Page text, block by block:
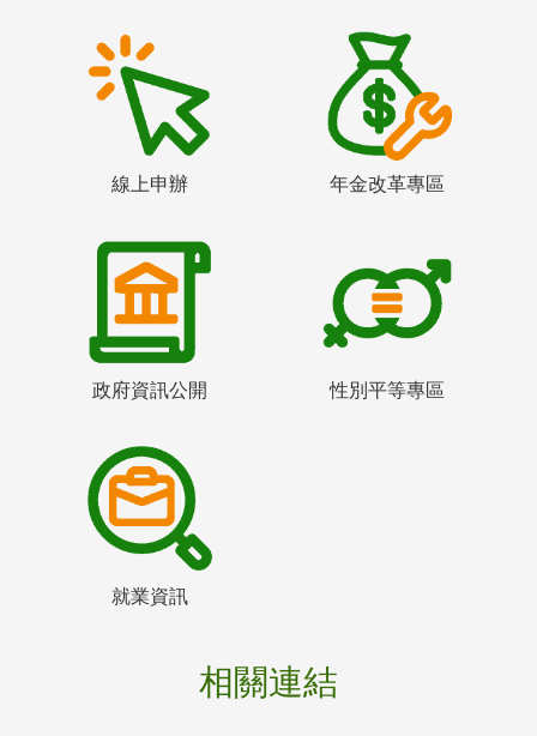
線上申辦 年金改革專區
政府資訊公開 性別平等專區
就業資訊
相關連結